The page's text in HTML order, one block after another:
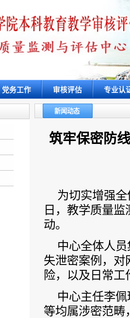
党务工作 审核评估 专业认
新闻动态
筑牢保密防
为切实增强
日，教学质量
动。
中心全体人
失泄密案例，对
险，以及日常
中心主任李
等均属涉密范畴